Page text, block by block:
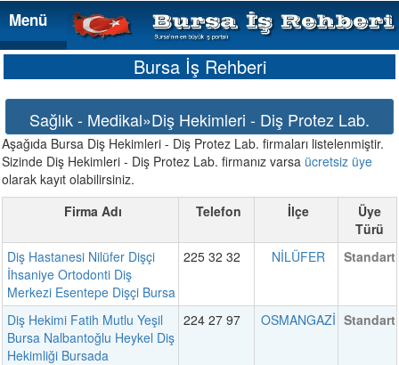
Menü
Menü
Bursa İş Rehberi
Sağlık - Medikal»Diş Hekimleri - Diş Protez Lab.
Aşağıda Bursa Diş Hekimleri - Diş Protez Lab. firmaları listelenmiştir.
Sizinde Diş Hekimleri - Diş Protez Lab. firmanız varsa ücretsiz üye
olarak kayıt olabilirsiniz.
Firma Adı
Telefon İlçe
Üye
Türü
Diş Hastanesi Nilüfer Dişçi
İhsaniye Ortodonti Diş
Merkezi Esentepe Dişçi Bursa
225 32 32 NİLÜFER Standart
Diş Hekimi Fatih Mutlu Yeşil
Bursa Nalbantoğlu Heykel Diş
Hekimliği Bursada
224 27 97 OSMANGAZİ Standart